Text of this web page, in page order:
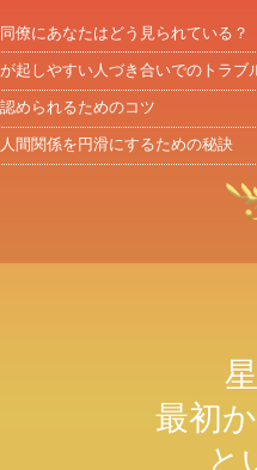
僚にあなたはどう見られている？
起しやすい人づき合いでのトラブ
められるためのコツ
間関係を円滑にするための秘訣
最初
と